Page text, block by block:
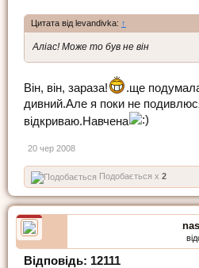
Цитата від levandivka: ↑
Аліас! Може то був не він
Він, він, зараза!
.ще
дивний.Але я поки не
відкриваю.Навчена
20 чер 2008
Подобається x 2
Відповідь: 12111